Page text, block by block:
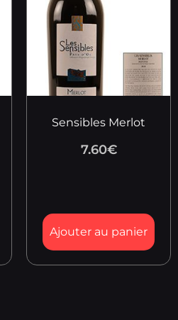
Sensibles Merlot
7.60€
Ajouter au panier